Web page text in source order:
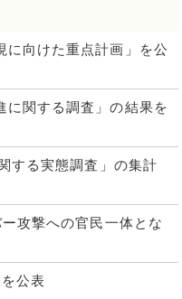
に向けた重点計画」を公
に関する調査」の結果を
する実態調査」の集計
攻撃への官民一体とな
公表